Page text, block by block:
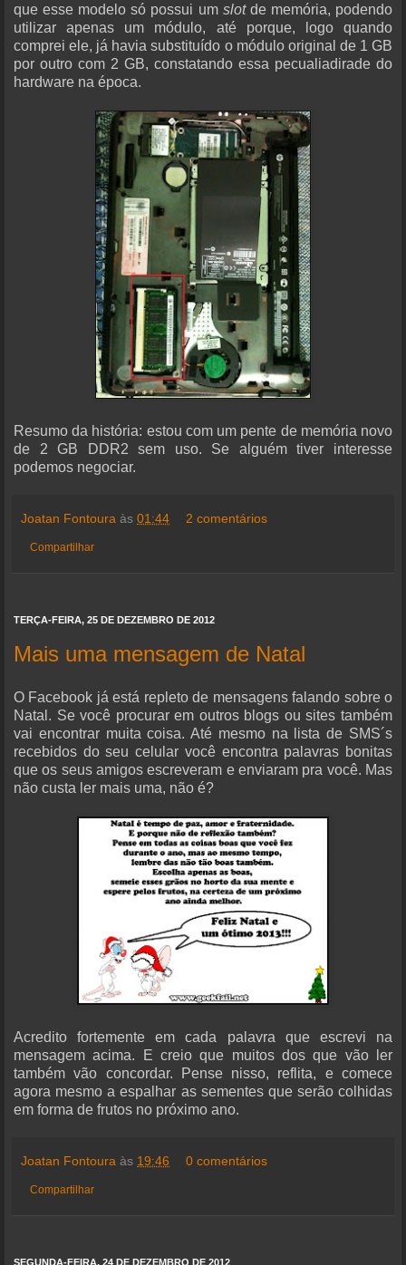
que esse modelo só possui um slot de memória, podendo
utilizar apenas um módulo, até porque, logo quando
comprei ele, já havia substituído o módulo original de 1 GB
por outro com 2 GB, constatando essa pecualiadirade do
hardware na época.
Resumo da história: estou com um pente de memória novo
de 2 GB DDR2 sem uso. Se alguém tiver interesse
podemos negociar.
Joatan Fontoura às 01:44 2 comentários
Compartilhar
TERÇA-FEIRA, 25 DE DEZEMBRO DE 2012
Mais uma mensagem de Natal
O Facebook já está repleto de mensagens falando sobre o
Natal. Se você procurar em outros blogs ou sites também
vai encontrar muita coisa. Até mesmo na lista de SMS´s
recebidos do seu celular você encontra palavras bonitas
que os seus amigos escreveram e enviaram pra você. Mas
não custa ler mais uma, não é?
Acredito fortemente em cada palavra que escrevi na
mensagem acima. E creio que muitos dos que vão ler
também vão concordar. Pense nisso, reflita, e comece
agora mesmo a espalhar as sementes que serão colhidas
em forma de frutos no próximo ano.
Joatan Fontoura às 19:46 0 comentários
Compartilhar
SEGUNDA-FEIRA, 24 DE DEZEMBRO DE 2012